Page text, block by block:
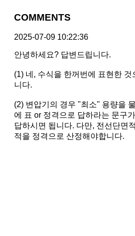
COMMENTS
2025-07-09 10:22:36
안녕하세요? 답변드립니다.
(1) 네, 수식을 한꺼번에 표현한
니다.
(2) 변압기의 경우 "최소" 용량을
에 표 or 정격으로 답하라는 문구
답하시면 됩니다. 다만, 전선단면
적을 정격으로 산정해야합니다.